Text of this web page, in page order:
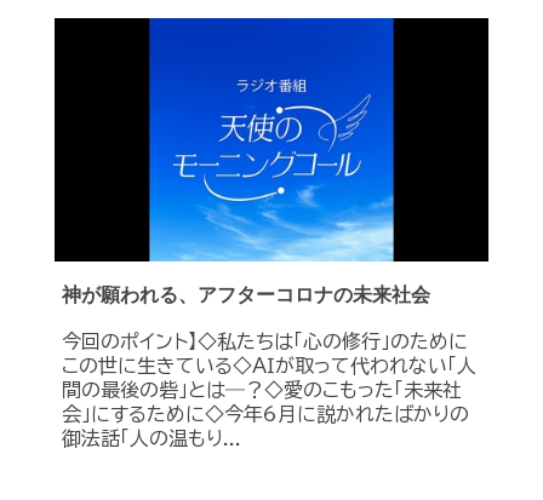
神が願われる、アフターコロナの未来社会
今回のポイント】◇私たちは「心の修行」のために
この世に生きている◇ＡＩが取って代われない「人
間の最後の砦」とは―？◇愛のこもった「未来社
会」にするために◇今年6月に説かれたばかりの
御法話「人の温もり...